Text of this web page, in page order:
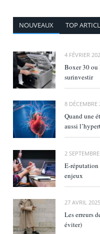
NOUVEAUX TOP
4 FÉVRIER
Boxer 30 ou
surinvestir
8 DÉCEMBRE
Quand une
aussi
2
enjeux
27 AVRIL 2025
Les erreurs
éviter)